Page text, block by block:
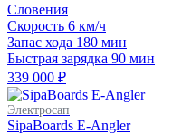
Словения
Скорость 6 км/ч
Запас хода 180 мин
Быстрая зарядка 90 мин
339 000 ₽
Электросап
SipaBoards E-Angler